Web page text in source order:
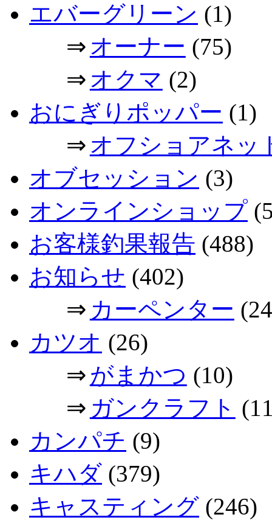
エバーグリーン (1)
⇒ オーナー (75)
⇒ オクマ (2)
おにぎりポッパー (1)
⇒ オフショアネッ
オブセッション (3)
オンラインショップ
お客様釣果報告 (488)
お知らせ (402)
⇒ カーペンター
カツオ (26)
⇒ がまかつ (10)
⇒ ガンクラフト
カンパチ (9)
キハダ (379)
キャスティング (246)